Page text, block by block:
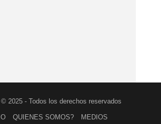
2025 - Todos los derechos reservados
QUIENES SOMOS? MEDIOS